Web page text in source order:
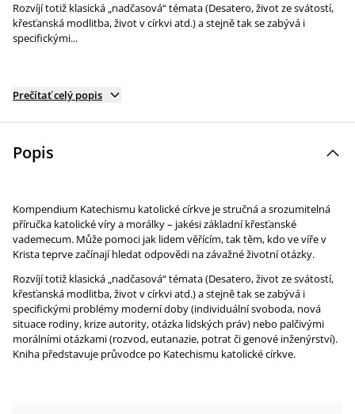
Rozvíjí totiž klasická „nadčasová“ témata (Desatero, život ze svátostí,
křesťanská modlitba, život v církvi atd.) a stejně tak se zabývá i
specifickými...
Prečítať celý popis
Popis
Kompendium Katechismu katolické církve je stručná a srozumitelná
příručka katolické víry a morálky – jakési základní křesťanské
vademecum. Může pomoci jak lidem věřícím, tak těm, kdo ve víře v
Krista teprve začínají hledat odpovědi na závažné životní otázky.
Rozvíjí totiž klasická „nadčasová“ témata (Desatero, život ze svátostí,
křesťanská modlitba, život v církvi atd.) a stejně tak se zabývá i
specifickými problémy moderní doby (individuální svoboda, nová
situace rodiny, krize autority, otázka lidských práv) nebo palčivými
morálními otázkami (rozvod, eutanazie, potrat či genové inženýrství).
Kniha představuje průvodce po Katechismu katolické církve.